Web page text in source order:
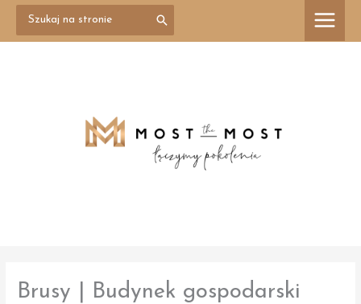
Przejdź
treści
for:
Brusy | Budynek gospodarski